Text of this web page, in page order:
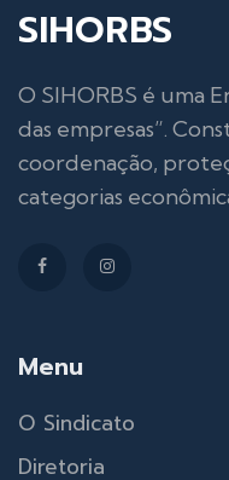
SIHORBS
O SIHORBS é uma
das empresas”.
coordenação,
categorias
Menu
O Sindicato
Diretoria